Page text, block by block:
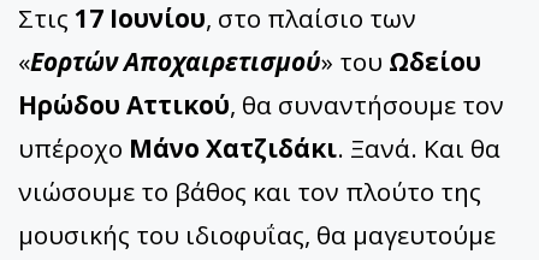
Στις 17 Ιουνίου, στο πλαίσιο των
«Εορτών Αποχαιρετισμού» του Ωδείου
Ηρώδου Αττικού, θα συναντήσουμε τον
υπέροχο Μάνο Χατζιδάκι. Ξανά. Και θα
νιώσουμε το βάθος και τον πλούτο της
μουσικής του ιδιοφυΐας, θα μαγευτούμε